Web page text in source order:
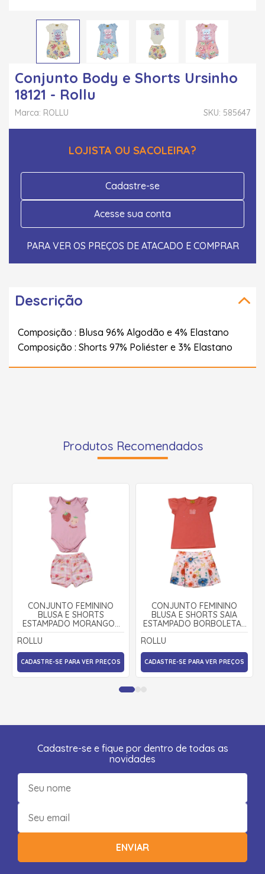
Conjunto Body e Shorts Ursinho
18121 - Rollu
SKU: 585647
Marca: ROLLU
LOJISTA OU SACOLEIRA?
Cadastre-se
Acesse sua conta
PARA VER OS PREÇOS DE ATACADO E COMPRAR
Descrição
Composição : Blusa 96% Algodão e 4% Elastano
Composição : Shorts 97% Poliéster e 3% Elastano
Produtos Recomendados
CONJUNTO FEMININO
BLUSA E SHORTS
ESTAMPADO MORANGOS
24125 - ROLLU
ROLLU
CADASTRE-SE PARA VER PREÇOS
CONJUNTO FEMININO
BLUSA E SHORTS SAIA
ESTAMPADO BORBOLETAS
24169 - ROLLU
ROLLU
CADASTRE-SE PARA VER PREÇOS
Cadastre-se e fique por dentro de todas as
novidades
ENVIAR